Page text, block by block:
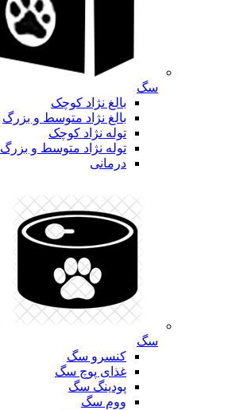
سگ
بالغ نژاد کوچک
بالغ نژاد متوسط و بزرگ
توله نژاد کوچک
توله نژاد متوسط و بزرگ
درمانی
سگ
کنسرو سگ
غذای پوچ سگ
پودینگ سگ
ووم سگ